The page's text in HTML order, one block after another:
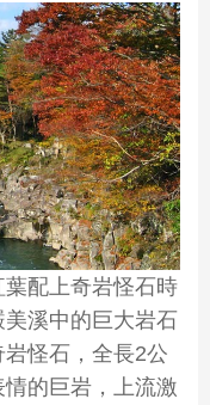
配上奇岩怪石時
溪中的巨大岩石
怪石，全長2公
的巨岩，上流激